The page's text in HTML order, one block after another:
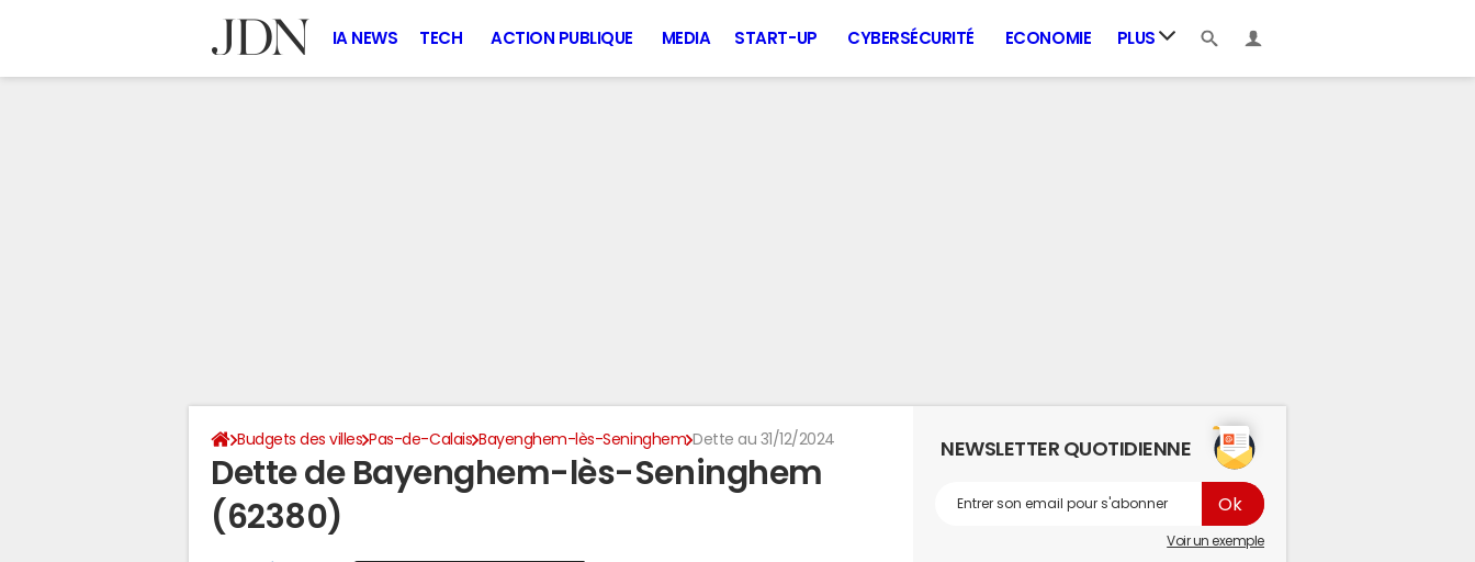
IA NEWS TECH ACTION PUBLIQUE MEDIA START-UP CYBERSÉCURITÉ ECONOMIE PLUS
Budgets des villes Pas-de-Calais Bayenghem-lès-Seninghem Dette au 31/12/2024
Dette de Bayenghem-lès-Seninghem
(62380)
NEWSLETTER QUOTIDIENNE
Voir un exemple